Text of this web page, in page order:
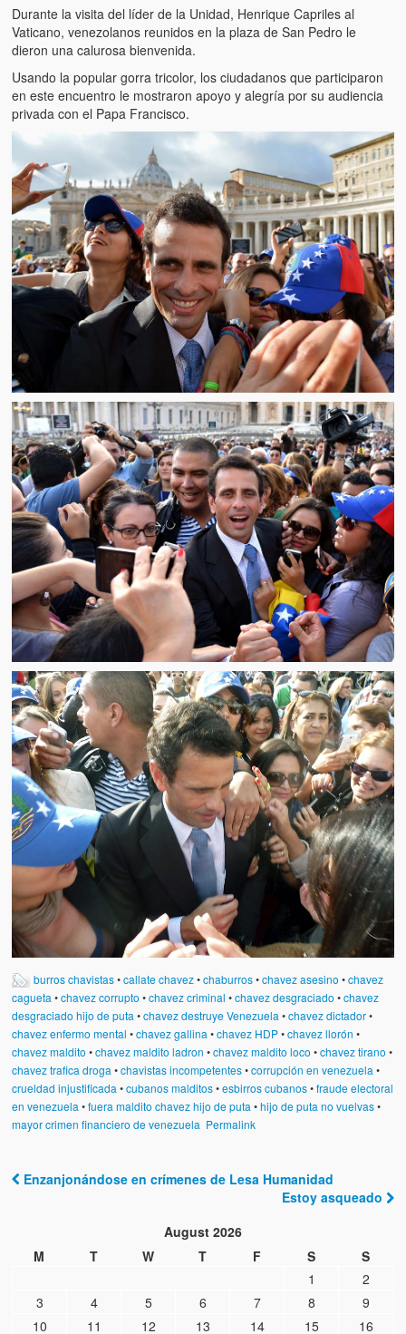
Radio Emisoras y canales de televisión clausurados por el
de Chávez hasta el 2009
Victimas del 11 de abril de 2002
Víctimas del régimen dictatorial de Chávez desde que tomó el
poder hasta el 31 de diciembre de 2009
Víctimas inocentes de la violencia castrista del 4 de Febrero de
1992
¡¡¡Miserable traidor, mira a tu pueblo!!! (Despicable traitor, look
your country!!!)
Fotos
Cuentos
Videos
Chistes
Durante la visita del líder de la Unidad, Henrique Capriles al
Vaticano, venezolanos reunidos en la plaza de San Pedro le
dieron una calurosa bienvenida.
Usando la popular gorra tricolor, los ciudadanos que participaron
en este encuentro le mostraron apoyo y alegría por su audiencia
privada con el Papa Francisco.
burros chavistas•callate chavez•chaburros•chavez asesino •chavez
cagueta •chavez corrupto •chavez criminal •chavez desgraciado •chavez
desgraciado hijo de puta •chavez destruye Venezuela •chavez dictador•
chavez enfermo mental •chavez gallina •chavez HDP•chavez llorón •
chavez maldito •chavez maldito ladron •chavez maldito loco •chavez tirano •
chavez trafica droga •chavistas incompetentes•corrupción en venezuela •
crueldad injustificada •cubanos malditos•esbirros cubanos•fraude electoral
en venezuela •fuera maldito chavez hijo de puta •hijo de puta no vuelvas•
mayor crimen financiero de venezuela Permalink
Post navigation
Enzanjonándose en crímenes de Lesa Humanidad
Estoy asqueado
August 2026
M
T W T F S
S
1
2
3
4 5 6 7 8
9
10
11 12 13 14 15 16